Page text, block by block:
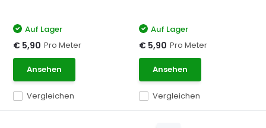
Vergleichen
Auf Lager
€ 5,90 Pro Meter
Ansehen
Vergleichen
Auf Lager
€ 5,90 Pro Meter
Ansehen